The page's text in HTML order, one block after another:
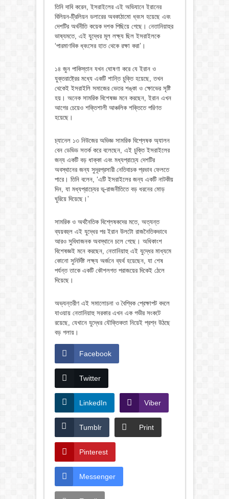
তিনি দাবি করেন, ইসরাইলের এই অভিযানে ইরানের
বিলিয়ন-ট্রিলিয়ন ডলারের অবকাঠামো ধ্বংস হয়েছে এবং
দেশটির অর্থনীতি কয়েক দশক পিছিয়ে গেছে। নেতানিয়াহুর
ভাষ্যমতে, এই যুদ্ধের মূল লক্ষ্য ছিল ইসরাইলকে
‘পারমাণবিক ধ্বংসের হাত থেকে রক্ষা করা’।
১৪ জুন পাকিস্তান যখন ঘোষণা করে যে ইরান ও
যুক্তরাষ্ট্রের মধ্যে একটি শান্তি চুক্তি হয়েছে, তখন
থেকেই ইসরাইলি সমাজের ভেতর শঙ্কা ও ক্ষোভের সৃষ্টি
হয়। অনেক সামরিক বিশেষজ্ঞ মনে করছেন, ইরান এখন
আগের চেয়েও শক্তিশালী আঞ্চলিক শক্তিতে পরিণত
হয়েছে।
চ্যানেল ১৩ নিউজের অভিজ্ঞ সামরিক বিশ্লেষক অ্যালন
বেন ডেভিড সতর্ক করে বলেছেন, এই চুক্তি ইসরাইলের
জন্য একটি বড় ধাক্কা এবং মধ্যপ্রাচ্যে দেশটির
অবস্থানের জন্য সুদূরপ্রসারী নেতিবাচক প্রভাব ফেলতে
পারে। তিনি বলেন, ‘এটি ইসরাইলের জন্য একটি নাটকীয়
দিন, যা মধ্যপ্রাচ্যের ভূ-রাজনীতিতে বড় ধরনের মোড়
ঘুরিয়ে দিয়েছে।’
সামরিক ও অর্থনৈতিক বিশ্লেষকদের মতে, অত্যন্ত
ব্যয়বহুল এই যুদ্ধের পর ইরান উলটো রাজনৈতিকভাবে
আরও সুবিধাজনক অবস্থানে চলে গেছে। অধিকাংশ
বিশেষজ্ঞই মনে করছেন, নেতানিয়াহু এই যুদ্ধের মাধ্যমে
কোনো সুনির্দিষ্ট লক্ষ্য অর্জনে ব্যর্থ হয়েছেন, যা শেষ
পর্যন্ত তাকে একটি কৌশলগত পরাজয়ের দিকেই ঠেলে
দিয়েছে।
অভ্যন্তরীণ এই সমালোচনা ও বৈশ্বিক প্রেক্ষাপট বদলে
যাওয়ায় নেতানিয়াহু সরকার এখন এক গভীর সংকটে
রয়েছে, যেখানে যুদ্ধের যৌক্তিকতা নিয়েই প্রশ্ন উঠছে
বড় গলায়।
Facebook
Twitter
LinkedIn Viber
Tumblr Print
Pinterest
Messenger